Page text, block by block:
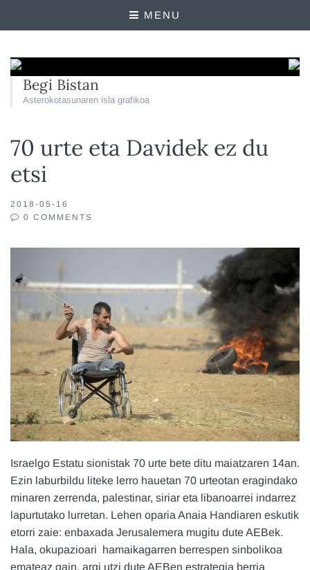
MENU
Begi Bistan
Asterokotasunaren isla grafikoa
70 urte eta Davidek ez du
etsi
2018-05-16
0 COMMENTS
Israelgo Estatu sionistak 70 urte bete ditu maiatzaren 14an.
Ezin laburbildu liteke lerro hauetan 70 urteotan eragindako
minaren zerrenda, palestinar, siriar eta libanoarrei indarrez
lapurtutako lurretan. Lehen oparia Anaia Handiaren eskutik
etorri zaie: enbaxada Jerusalemera mugitu dute AEBek.
Hala, okupazioari hamaikagarren berrespen sinbolikoa
emateaz gain, argi utzi dute AEBen estrategia berria